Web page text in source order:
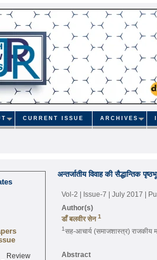
CURRENT ISSUE ARCHIVES
अन्तर्जातीय विवाह की सैद्धान्तिक
Vol-2 | Issue-7 | July 2017 |
Author(s)
डाँ बलवीर सेन 1
1सह-आचार्य (समाजशास्त्र) राजकीय
Abstract